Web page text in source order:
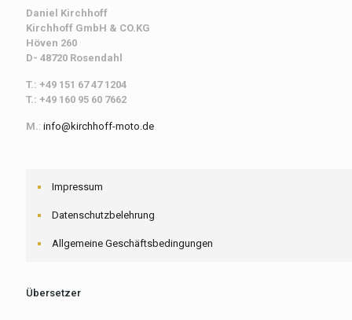
Daniel Kirchhoff
Kirchhoff GmbH & CO.KG
Höven 260
D- 48720 Rosendahl
T.: +49 151 67 47 1204
T.: +49 160 95 60 7662
M.: info@kirchhoff-moto.de
Impressum
Datenschutzbelehrung
Allgemeine Geschäftsbedingungen
Übersetzer